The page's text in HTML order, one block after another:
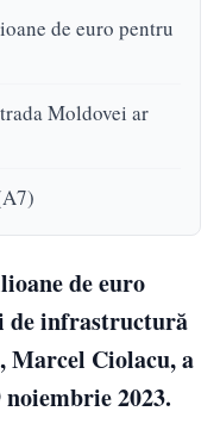
de euro pentru
Moldovei ar
de euro
de infrastructură
Ciolacu, a
2023.